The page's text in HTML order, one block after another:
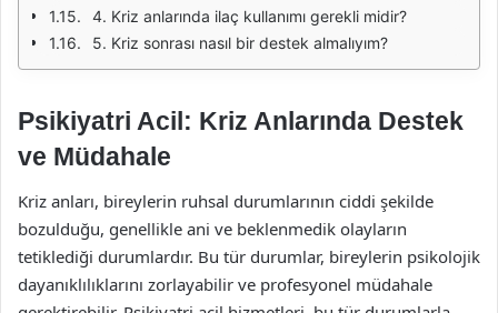
4. Kriz anlarında ilaç kullanımı gerekli midir?
5. Kriz sonrası nasıl bir destek almalıyım?
Psikiyatri Acil: Kriz Anlarında Destek
ve Müdahale
Kriz anları, bireylerin ruhsal durumlarının ciddi şekilde
bozulduğu, genellikle ani ve beklenmedik olayların
tetiklediği durumlardır. Bu tür durumlar, bireylerin psikolojik
dayanıklılıklarını zorlayabilir ve profesyonel müdahale